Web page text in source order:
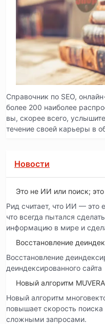
Справочник по SEO,
более 200 наиболее
вы, скорее всего,
течение своей карьеры в
Новости
Это не ИИ или поиск;
Рид считает, что ИИ — это
что всегда пытался
информацию в мире и
Восстановление
Восстановление
деиндексированного сайта
Новый алгоритм
Новый алгоритм
повышает скорость
сложными запросами.